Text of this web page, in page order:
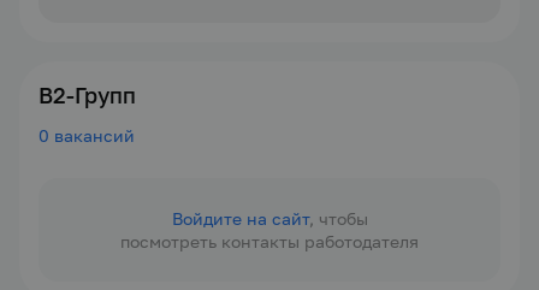
В2-Групп
0 вакансий
Войдите на сайт, чтобы
посмотреть контакты работодателя